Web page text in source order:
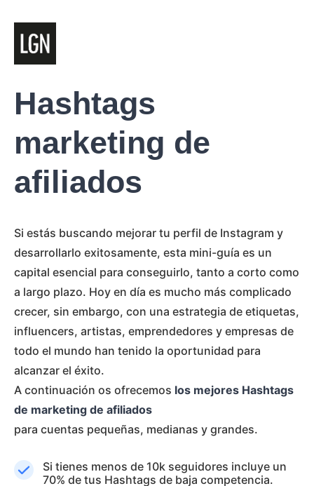
Hashtags
marketing de
afiliados
Si estás buscando mejorar tu perfil de Instagram y
desarrollarlo exitosamente, esta mini-guía es un
capital esencial para conseguirlo, tanto a corto como
a largo plazo. Hoy en día es mucho más complicado
crecer, sin embargo, con una estrategia de etiquetas,
influencers, artistas, emprendedores y empresas de
todo el mundo han tenido la oportunidad para
alcanzar el éxito.
A continuación os ofrecemos los mejores Hashtags
de marketing de afiliados
para cuentas pequeñas, medianas y grandes.
Si tienes menos de 10k seguidores incluye un
70% de tus Hashtags de baja competencia.